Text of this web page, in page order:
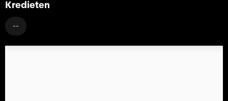
Kredieten
--